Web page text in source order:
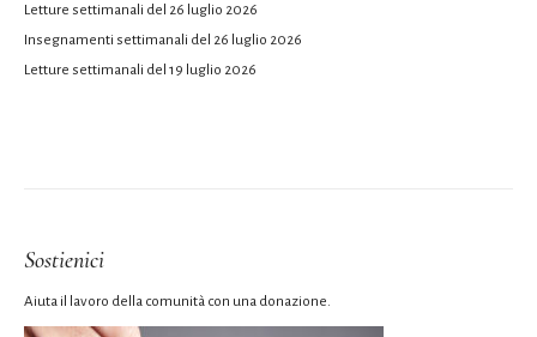
Letture settimanali del 26 luglio 2026
Insegnamenti settimanali del 26 luglio 2026
Letture settimanali del 19 luglio 2026
Sostienici
Aiuta il lavoro della comunità con una donazione.